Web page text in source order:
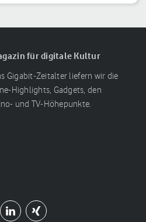
für digitale Kultur
Gigabit-Zeitalter liefern wir die
Highlights, Gadgets, den
und TV-Höhepunkte.